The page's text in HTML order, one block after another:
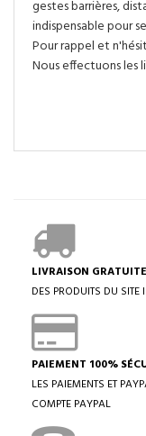
gestes barrières,
indispensable pour
Pour rappel et
Nous effectuons les
LIVRAISON
DES PRODUITS DU
PAIEMENT 100%
LES PAIEMENTS ET
COMPTE PAYPAL